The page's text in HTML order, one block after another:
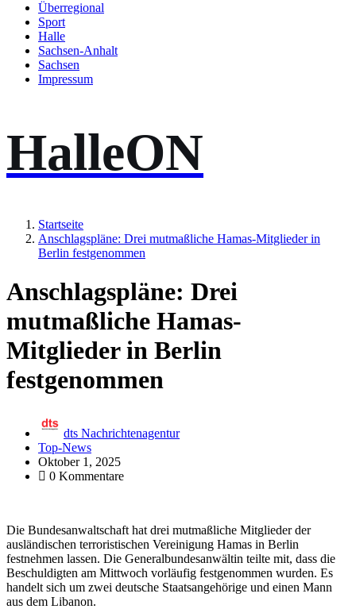
Überregional
Sport
Halle
Sachsen-Anhalt
Sachsen
Impressum
HalleON
Startseite
Anschlagspläne: Drei mutmaßliche Hamas-Mitglieder in
Berlin festgenommen
Anschlagspläne: Drei
mutmaßliche Hamas-
Mitglieder in Berlin
festgenommen
dts Nachrichtenagentur
Top-News
Oktober 1, 2025
0 Kommentare
Die Bundesanwaltschaft hat drei mutmaßliche Mitglieder der
ausländischen terroristischen Vereinigung Hamas in Berlin
festnehmen lassen. Die Generalbundesanwältin teilte mit, dass die
Beschuldigten am Mittwoch vorläufig festgenommen wurden. Es
handelt sich um zwei deutsche Staatsangehörige und einen Mann
aus dem Libanon.